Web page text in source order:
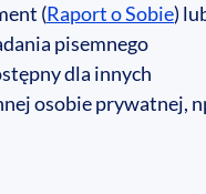
(Raport o Sobie)
pisemnego
dla innych
osobie prywatnej,